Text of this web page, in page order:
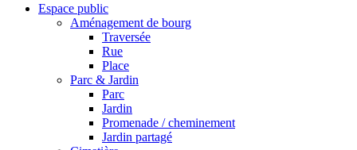
Espace public
Aménagement de bourg
Traversée
Rue
Place
Parc & Jardin
Parc
Jardin
Promenade / cheminement
Jardin partagé